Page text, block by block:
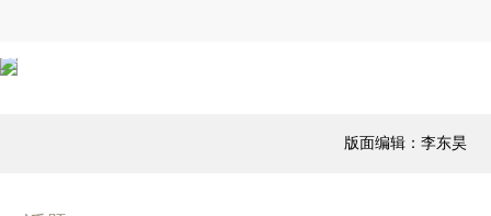
版面编辑：李东昊